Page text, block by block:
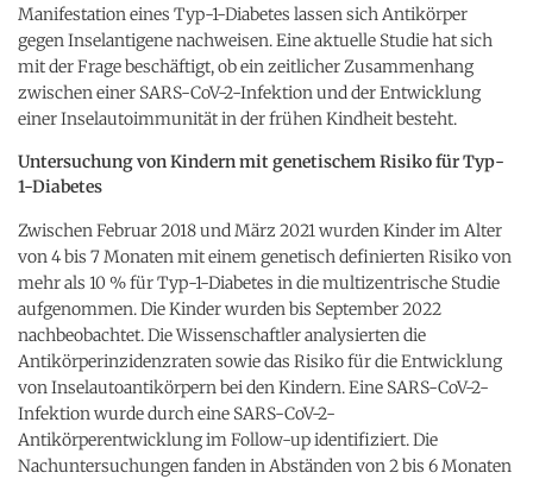
Manifestation eines Typ-1-Diabetes lassen sich Antikörper
gegen Inselantigene nachweisen. Eine aktuelle Studie hat sich
mit der Frage beschäftigt, ob ein zeitlicher Zusammenhang
zwischen einer SARS-CoV-2-Infektion und der Entwicklung
einer Inselautoimmunität in der frühen Kindheit besteht.
Untersuchung von Kindern mit genetischem Risiko für Typ-
1-Diabetes
Zwischen Februar 2018 und März 2021 wurden Kinder im Alter
von 4 bis 7 Monaten mit einem genetisch definierten Risiko von
mehr als 10 % für Typ-1-Diabetes in die multizentrische Studie
aufgenommen. Die Kinder wurden bis September 2022
nachbeobachtet. Die Wissenschaftler analysierten die
Antikörperinzidenzraten sowie das Risiko für die Entwicklung
von Inselautoantikörpern bei den Kindern. Eine SARS-CoV-2-
Infektion wurde durch eine SARS-CoV-2-
Antikörperentwicklung im Follow-up identifiziert. Die
Nachuntersuchungen fanden in Abständen von 2 bis 6 Monaten